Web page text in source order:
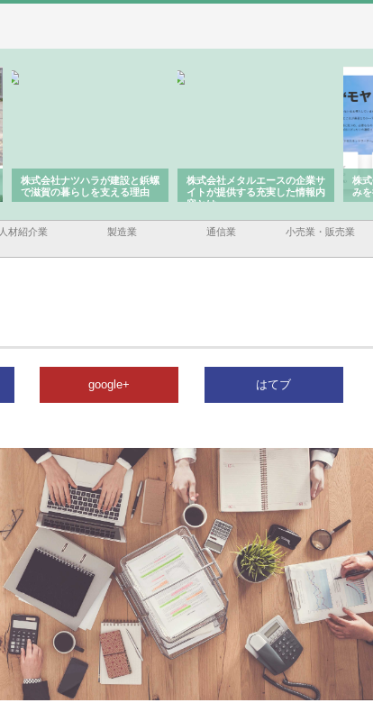
株式会社ナツハラが建設と鋲螺
で滋賀の暮らしを支える理由
株式会社メタルエースの企業サ
イトが提供する充実した情報内
容とは
株
み
人材紹介業 製造業 通信業 小売業・販売業
google+ はてブ